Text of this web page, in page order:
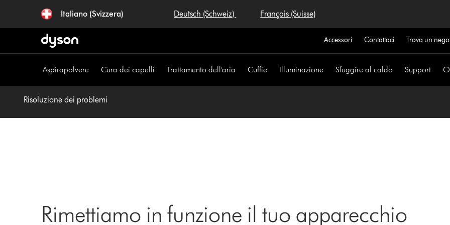
navigazione
Italiano (Svizzera) Deutsch (Schweiz) Français (Suisse)
Accessori Contattaci Trova un
Aspirapolvere Cura dei capelli Trattamento dell'aria Cuffie Illuminazione Sfuggire al caldo Support
Risoluzione dei problemi
Rimettiamo in funzione il tuo apparecchio